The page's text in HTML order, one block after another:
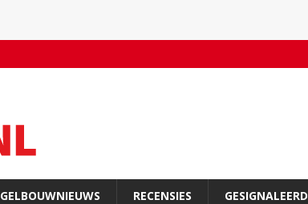
RECENSIES GESIGNALEERD